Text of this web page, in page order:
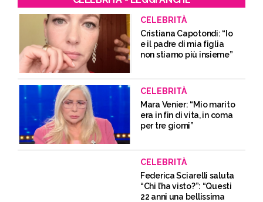
CELEBRITÀ
Cristiana Capotondi: “Io
e il padre di mia figlia
non stiamo più insieme”
CELEBRITÀ
Mara Venier: “Mio marito
era in fin di vita, in coma
per tre giorni”
CELEBRITÀ
Federica Sciarelli saluta
“Chi l’ha visto?”: “Questi
22 anni una bellissima